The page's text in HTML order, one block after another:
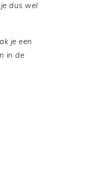
dus wel
je een
in de